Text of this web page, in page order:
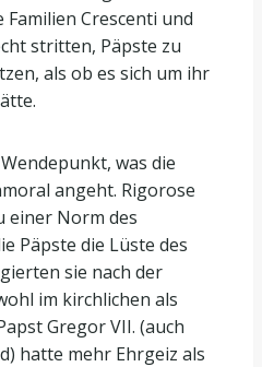
Crescenti und
stritten, Päpste zu
als ob es sich um ihr
was die
angeht. Rigorose
einer Norm des
Päpste die Lüste des
sie nach der
im kirchlichen als
Gregor VII. (auch
hatte mehr Ehrgeiz als